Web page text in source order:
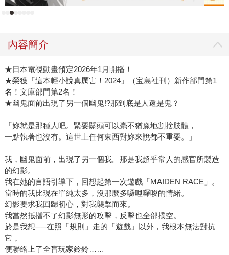
內容簡介
★日本電視動畫預定2026年1月開播！
★榮獲「這本輕小說真厲害！2024」（宝島社刊）新作部門第1
名！文庫部門第2名！
★幽鬼面前出現了另一個幽鬼!?那到底是人還是鬼？
「妳就是那種人吧。緊要關頭可以毫不猶豫地割捨肢體，
一點執著也沒有。這世上任何東西對妳來說都不重要。」
我，幽鬼面前，出現了另一個我。那是我超乎常人的感官所製造
的幻影。
我在她的言語引導下，回想起第一次遊戲「MAIDEN RACE」。
當時的我比現在單純太多，沒那麼多囉哩囉唆的情緒。
幻影要求我回歸初心，對我襲擊而來。
我當然抵擋不了幻影無形的攻擊，反擊也全部撲空。
於是我想──在照「規則」走的「遊戲」以外，我根本無法對抗
它，
便聯絡上了全盲玩家鈴鈴……